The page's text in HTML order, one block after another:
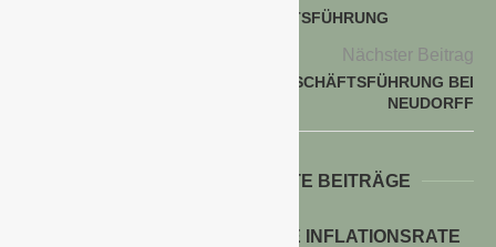
DEHNER ERWEITERT DIE GESCHÄFTSFÜHRUNG
Nächster Beitrag
VERSTÄRKUNG DER GESCHÄFTSFÜHRUNG BEI
NEUDORFF
WEITERE INTERESSANTE BEITRÄGE
ENERGIEPREISE TREIBEN DIE INFLATIONSRATE